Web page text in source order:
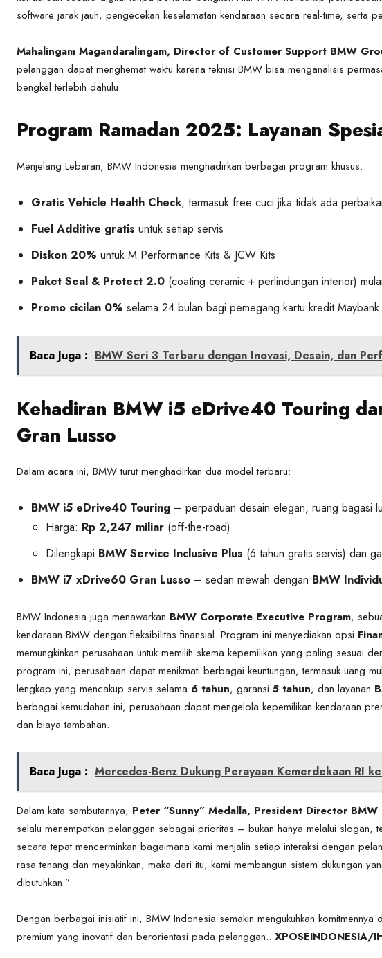
software jarak jauh, pengecekan keselamatan kendaraan secara real-time, serta
Mahalingam Magandaralingam, Director of Customer Support BMW
pelanggan dapat menghemat waktu karena teknisi BMW bisa menganalisis
bengkel terlebih dahulu.
Program Ramadan 2025: Layanan
Menjelang Lebaran, BMW Indonesia menghadirkan berbagai program khusus:
Gratis Vehicle Health Check, termasuk free cuci jika tidak ada
Fuel Additive gratis untuk setiap servis
Diskon 20% untuk M Performance Kits & JCW Kits
Paket Seal & Protect 2.0 (coating ceramic + perlindungan interior)
Promo cicilan 0% selama 24 bulan bagi pemegang kartu kredit
Baca Juga : BMW Seri 3 Terbaru dengan Inovasi, Desain, dan
Kehadiran BMW i5 eDrive40 Touring
Gran Lusso
Dalam acara ini, BMW turut menghadirkan dua model terbaru:
BMW i5 eDrive40 Touring – perpaduan desain elegan, ruang bagasi
Harga: Rp 2,247 miliar (off-the-road)
Dilengkapi BMW Service Inclusive Plus (6 tahun gratis servis) dan
BMW i7 xDrive60 Gran Lusso – sedan mewah dengan BMW
BMW Indonesia juga menawarkan BMW Corporate Executive Program,
kendaraan BMW dengan fleksibilitas finansial. Program ini menyediakan opsi
memungkinkan perusahaan untuk memilih skema kepemilikan yang paling sesuai
program ini, perusahaan dapat menikmati berbagai keuntungan, termasuk uang
lengkap yang mencakup servis selama 6 tahun, garansi 5 tahun, dan layanan
berbagai kemudahan ini, perusahaan dapat mengelola kepemilikan kendaraan
dan biaya tambahan.
Baca Juga : Mercedes-Benz Dukung Perayaan Kemerdekaan RI
Dalam kata sambutannya, Peter “Sunny” Medalla, President Director
selalu menempatkan pelanggan sebagai prioritas – bukan hanya melalui slogan,
secara tepat mencerminkan bagaimana kami menjalin setiap interaksi dengan
rasa tenang dan meyakinkan, maka dari itu, kami membangun sistem dukungan
dibutuhkan.”
Dengan berbagai inisiatif ini, BMW Indonesia semakin mengukuhkan
premium yang inovatif dan berorientasi pada pelanggan.. XPOSEINDONESIA/